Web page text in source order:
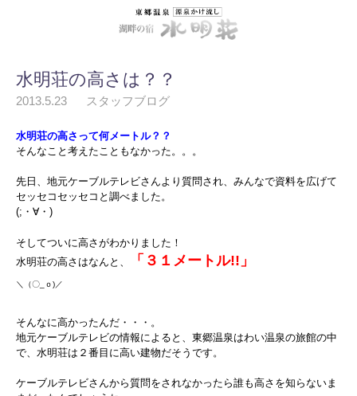
水明荘の高さは？？
2013.5.23 スタッフブログ
水明荘の高さって何メートル？？
そんなこと考えたこともなかった。。。
先日、地元ケーブルテレビさんより質問され、みんなで資料を広げて
セッセコセッセコと調べました。
(;・∀・)
そしてついに高さがわかりました！
水明荘の高さはなんと、
「３１メートル!!」
＼（〇_ｏ)／
そんなに高かったんだ・・・。
地元ケーブルテレビの情報によると、東郷温泉はわい温泉の旅館の中
で、水明荘は２番目に高い建物だそうです。
ケーブルテレビさんから質問をされなかったら誰も高さを知らないま